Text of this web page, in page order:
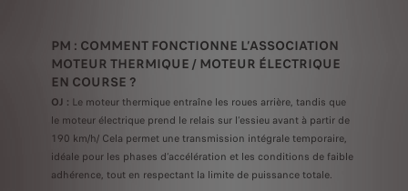
PM : COMMENT FONCTIONNE L’ASSOCIATION
MOTEUR THERMIQUE / MOTEUR ÉLECTRIQUE
EN COURSE ?
OJ : Le moteur thermique entraîne les roues arrière, tandis que
le moteur électrique prend le relais sur l’essieu avant à partir de
190 km/h/ Cela permet une transmission intégrale temporaire,
idéale pour les phases d’accélération et les conditions de faible
adhérence, tout en respectant la limite de puissance totale.